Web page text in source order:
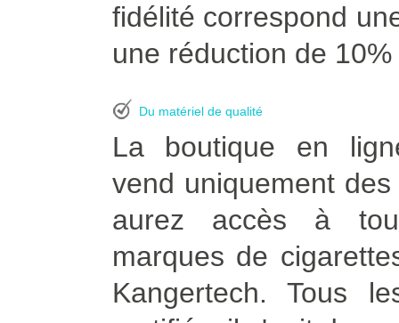
fidélité correspond
une réduction de
Du matériel de qualité
La boutique en
vend uniquement
aurez accès à
marques de
Kangertech. Tous